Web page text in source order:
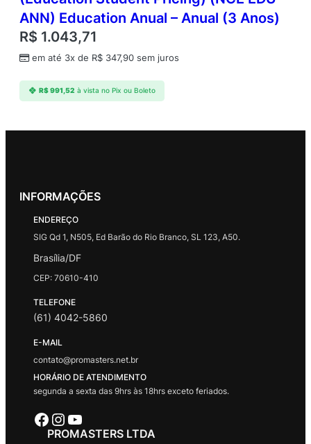
ANN) Education Anual – Anual (3 Anos)
R$ 1.043,71
em até 3x de R$ 347,90 sem juros
R$991,52 à vista no Pix ou Boleto
INFORMAÇÕES
ENDEREÇO
SIG Qd 1, N505, Ed Barão do Rio Branco, SL 123, A50.
Brasília/DF
CEP: 70610-410
TELEFONE
(61) 4042-5860
E-MAIL
contato@promasters.net.br
HORÁRIO DE ATENDIMENTO
segunda a sexta das 9hrs às 18hrs exceto feriados.
Facebook Instagram Youtube
PROMASTERS LTDA